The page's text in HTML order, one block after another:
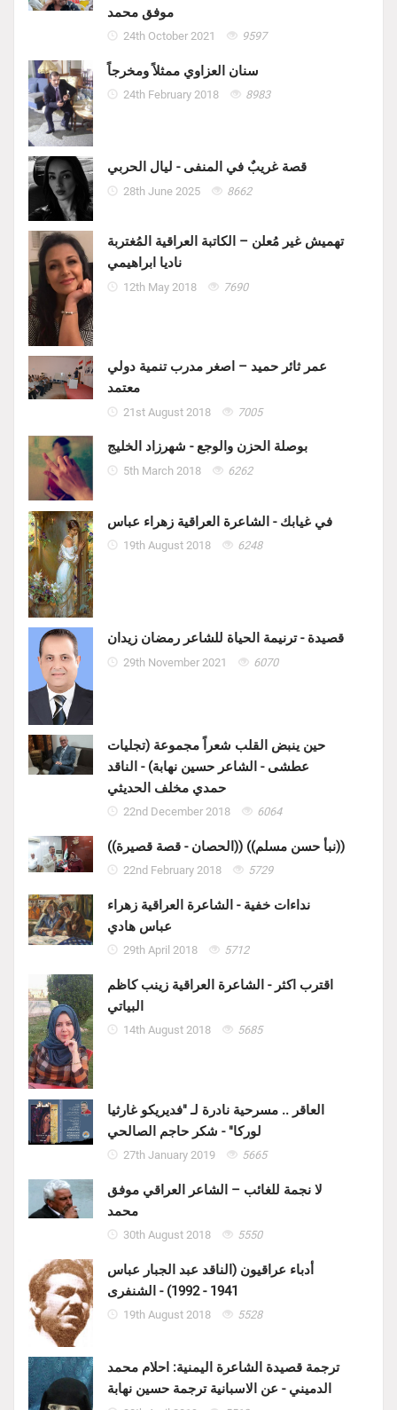
موفق محمد
24th October 2021 9597
سنان العزاوي ممثلاً ومخرجاً
24th February 2018 8983
قصة غريبٌ في المنفى - ليال الحربي
28th June 2025 8662
تهميش غير مُعلن – الكاتبة العراقية المُغتربة
ناديا ابراهيمي
12th May 2018 7690
عمر ثائر حميد – اصغر مدرب تنمية دولي
معتمد
21st August 2018 7005
بوصلة الحزن والوجع - شهرزاد الخليج
5th March 2018 6262
في غيابك - الشاعرة العراقية زهراء عباس
19th August 2018 6248
قصيدة - ترنيمة الحياة للشاعر رمضان زيدان
29th November 2021 6070
حين ينبض القلب شعراً مجموعة (تجليات
عطشى - الشاعر حسين نهابة) - الناقد
حمدي مخلف الحديثي
22nd December 2018 6064
((الحصان - قصة قصيرة)) ((نبأ حسن مسلم))
22nd February 2018 5729
نداءات خفية - الشاعرة العراقية زهراء
عباس هادي
29th April 2018 5712
اقترب اكثر - الشاعرة العراقية زينب كاظم
البياتي
14th August 2018 5685
العاقر .. مسرحية نادرة لـ "فديريكو غارثيا
لوركا" - شكر حاجم الصالحي
27th January 2019 5665
لا نجمة للغائب – الشاعر العراقي موفق
محمد
30th August 2018 5550
أدباء عراقيون (الناقد عبد الجبار عباس
1941 - 1992) - الشنفرى
19th August 2018 5528
ترجمة قصيدة الشاعرة اليمنية: احلام محمد
الدميني - عن الاسبانية ترجمة حسين نهابة